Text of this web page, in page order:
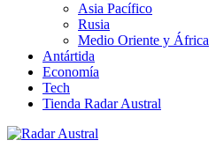
Asia Pacífico
Rusia
Medio Oriente y África
Antártida
Economía
Tech
Tienda Radar Austral